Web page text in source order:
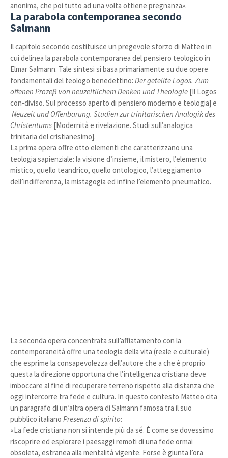
anonima, che poi tutto ad una volta ottiene pregnanza».
La parabola contemporanea secondo
Salmann
Il capitolo secondo costituisce un pregevole sforzo di Matteo in
cui delinea la parabola contemporanea del pensiero teologico in
Elmar Salmann. Tale sintesi si basa primariamente su due opere
fondamentali del teologo benedettino: Der geteilte Logos. Zum
offenen Prozeβ von neuzeitlichem Denken und Theologie [Il Logos
con-diviso. Sul processo aperto di pensiero moderno e teologia] e
Neuzeit und Offenbarung. Studien zur trinitarischen Analogik des
Christentums [Modernità e rivelazione. Studi sull’analogica
trinitaria del cristianesimo].
La prima opera offre otto elementi che caratterizzano una
teologia sapienziale: la visione d’insieme, il mistero, l’elemento
mistico, quello teandrico, quello ontologico, l’atteggiamento
dell’indifferenza, la mistagogia ed infine l’elemento pneumatico.
La seconda opera concentrata sull’affiatamento con la
contemporaneità offre una teologia della vita (reale e culturale)
che esprime la consapevolezza dell’autore che a che è proprio
questa la direzione opportuna che l’intelligenza cristiana deve
imboccare al fine di recuperare terreno rispetto alla distanza che
oggi intercorre tra fede e cultura. In questo contesto Matteo cita
un paragrafo di un’altra opera di Salmann famosa tra il suo
pubblico italiano Presenza di spirito:
«La fede cristiana non si intende più da sé. È come se dovessimo
riscoprire ed esplorare i paesaggi remoti di una fede ormai
obsoleta, estranea alla mentalità vigente. Forse è giunta l’ora